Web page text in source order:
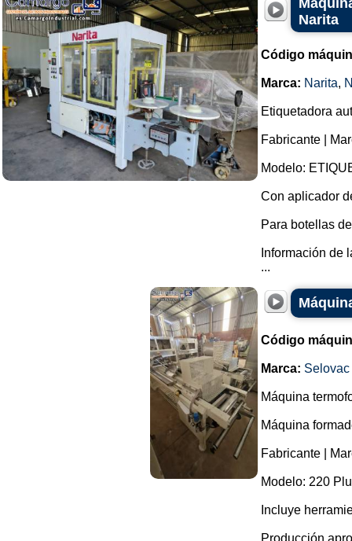
Narita
Código
Marca: Narita,
Etiquetadora
Fabricante |
Modelo:
Con aplicador
Para botellas
Información de
...
Código
Marca: Selovac
Máquina
Máquina
Fabricante |
Modelo: 220
Incluye
Producción